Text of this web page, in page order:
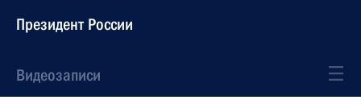
Президент России
Видеозаписи